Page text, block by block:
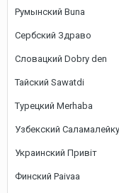
Румынский Buna
Сербский Здраво
Словацкий Dobry den
Тайский Sawatdi
Турецкий Merhaba
Узбекский
Украинский Привіт
Финский Paivaa